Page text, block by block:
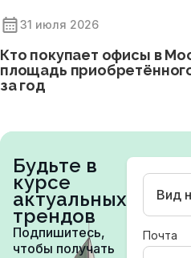
31 июля 2026
Кто покупает офисы в
площадь
за год
Будьте в
курсе
актуальных
трендов
Подпишитесь,
чтобы получать
Вид
Почта